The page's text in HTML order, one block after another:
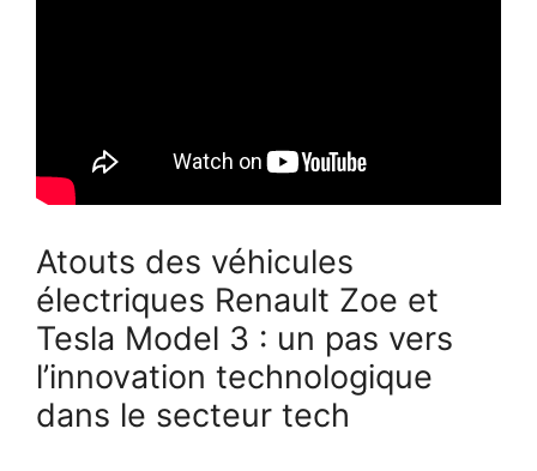
Atouts des véhicules
électriques Renault Zoe et
Tesla Model 3 : un pas vers
l’innovation technologique
dans le secteur tech